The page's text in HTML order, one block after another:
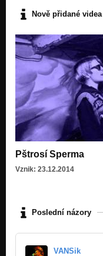
Nově přidané videa
Pštrosí Sperma
Vznik: 23.12.2014
Poslední názory
VANSik